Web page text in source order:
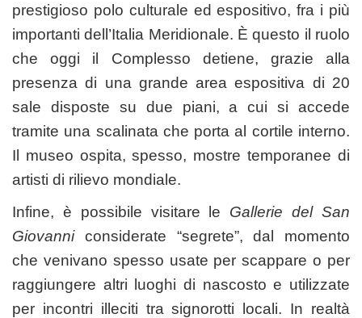
prestigioso polo culturale ed espositivo, fra i più
importanti dell’Italia Meridionale. È questo il ruolo
che oggi il Complesso detiene, grazie alla
presenza di una grande area espositiva di 20
sale disposte su due piani, a cui si accede
tramite una scalinata che porta al cortile interno.
Il museo ospita, spesso, mostre temporanee di
artisti di rilievo mondiale.
Infine, è possibile visitare le Gallerie del San
Giovanniconsiderate “segrete”, dal momento
che venivano spesso usate per scappare o per
raggiungere altri luoghi di nascosto e utilizzate
per incontri illeciti tra signorotti locali. In realtà